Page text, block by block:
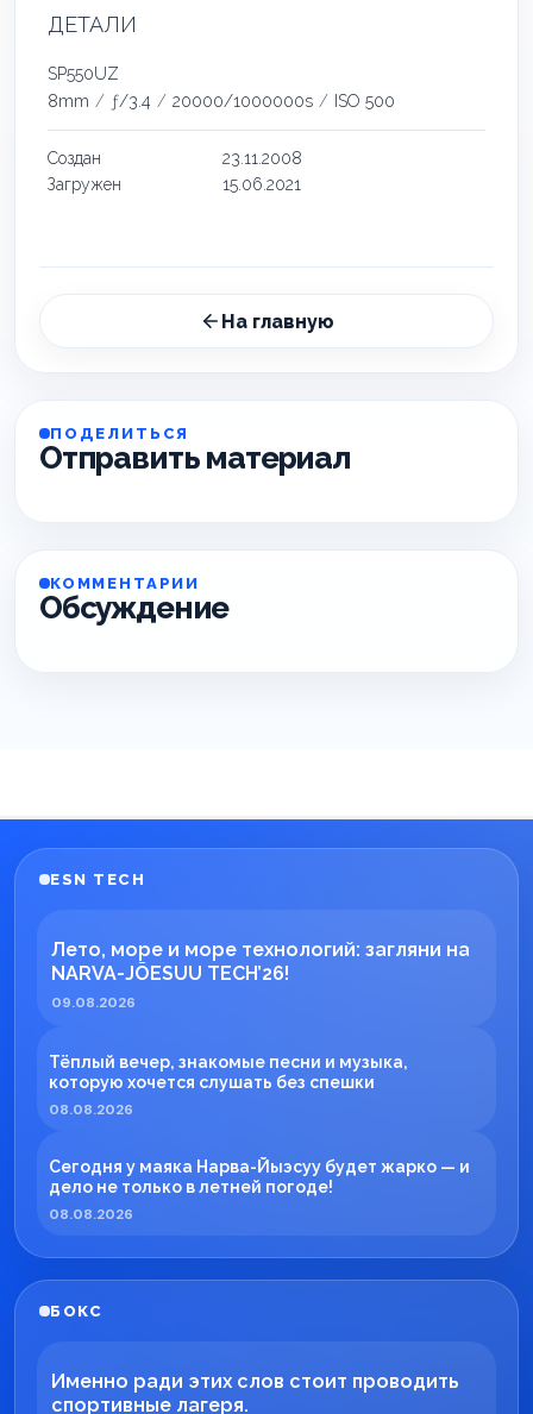
ДЕТАЛИ
SP550UZ
8mm / ƒ/3.4 / 20000/1000000s / ISO 500
Создан
23.11.2008
Загружен
15.06.2021
На главную
ПОДЕЛИТЬСЯ
Отправить материал
КОММЕНТАРИИ
Обсуждение
ESN TECH
Лето, море и море технологий: загляни на
NARVA-JÕESUU TECH’26!
09.08.2026
Тёплый вечер, знакомые песни и музыка,
которую хочется слушать без спешки
08.08.2026
Сегодня у маяка Нарва-Йыэсуу будет жарко — и
дело не только в летней погоде!
08.08.2026
БОКС
Именно ради этих слов стоит проводить
спортивные лагеря.